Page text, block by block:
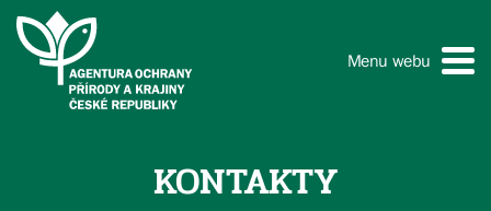
Menu webu
KONTAKTY